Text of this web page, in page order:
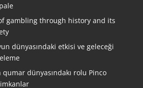
gambling through history and its
dünyasındaki etkisi ve geleceği
qumar dünyasındakı rolu Pinco